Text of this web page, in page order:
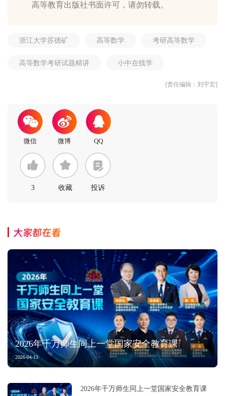
浙江大学苏德矿 高等数学 考研高等数学
高等数学考研试题精讲 小中在线学
[责任编辑：刘宇宏]
3 收藏 投诉
大家都在看
2026年千万师生同上一堂国家安全教育课
2026-04-13
2026年千万师生同上一堂国家安全教育课